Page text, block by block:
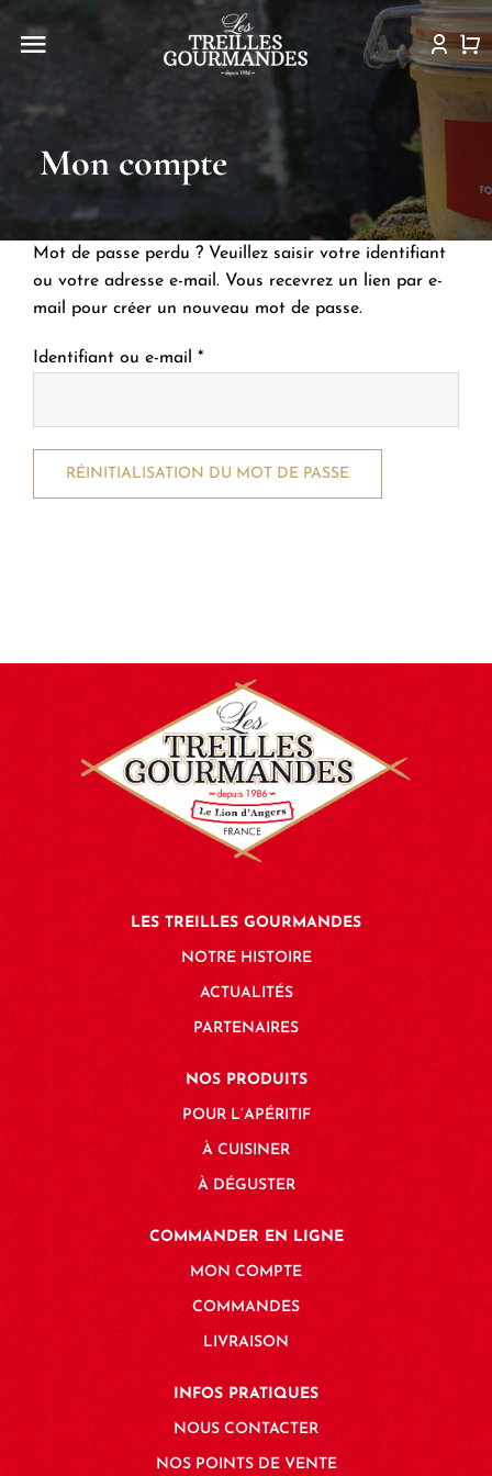
Navigation
Histoire
La boutique
Actualités
Point de vente
Mon compte
Mot de passe perdu ? Veuillez saisir votre identifiant
ou votre adresse e-mail. Vous recevrez un lien par e-
mail pour créer un nouveau mot de passe.
Identifiant ou e-mail *Obligatoire
RÉINITIALISATION DU MOT DE PASSE
LES TREILLES GOURMANDES
NOTRE HISTOIRE
ACTUALITÉS
PARTENAIRES
NOS PRODUITS
POUR L’APÉRITIF
À CUISINER
À DÉGUSTER
COMMANDER EN LIGNE
MON COMPTE
COMMANDES
LIVRAISON
INFOS PRATIQUES
NOUS CONTACTER
NOS POINTS DE VENTE